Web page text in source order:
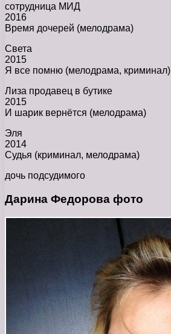
сотрудница МИД
2016
Время дочерей (мелодрама)
Света
2015
Я все помню (мелодрама, криминал)
Лиза продавец в бутике
2015
И шарик вернётся (мелодрама)
Эля
2014
Судья (криминал, мелодрама)
дочь подсудимого
Дарина Федорова фото